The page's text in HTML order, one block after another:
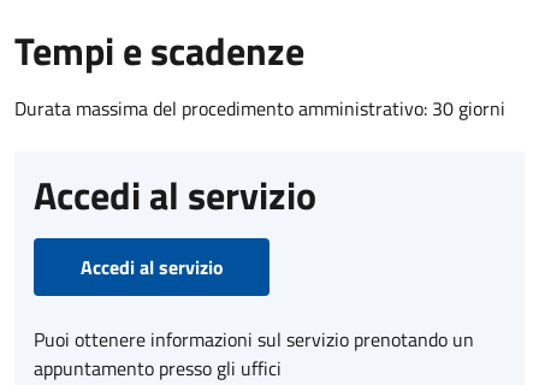
Tempi e scadenze
Durata massima del procedimento amministrativo: 30 giorni
Accedi al servizio
Accedi al servizio
Puoi ottenere informazioni sul servizio prenotando un
appuntamento presso gli uffici